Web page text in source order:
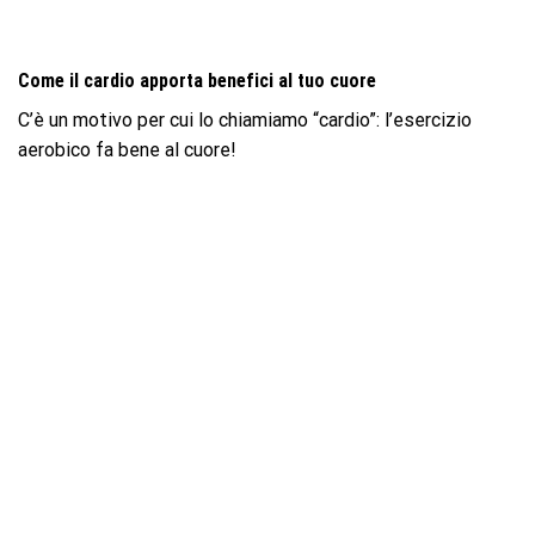
Come il cardio apporta benefici al tuo cuore
C’è un motivo per cui lo chiamiamo “cardio”: l’esercizio
aerobico fa bene al cuore!